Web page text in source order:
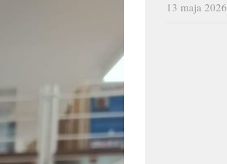
13 maja 2026